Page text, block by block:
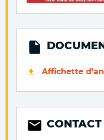
Affichette
CONTACT